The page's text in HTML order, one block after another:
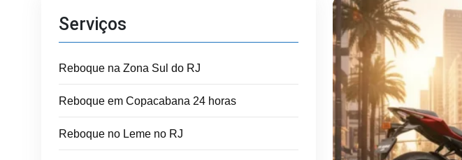
Serviços
Reboque na Zona Sul do RJ
Reboque em Copacabana 24 horas
Reboque no Leme no RJ